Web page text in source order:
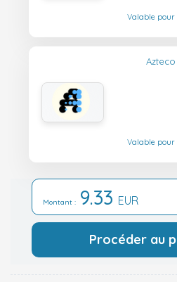
Valable pour
Valable pour
Montant : 9.33 EUR
Procéder au